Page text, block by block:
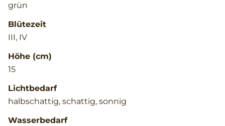
grün
Blütezeit
III, IV
Höhe (cm)
15
Lichtbedarf
halbschattig, schattig, sonnig
Wasserbedarf